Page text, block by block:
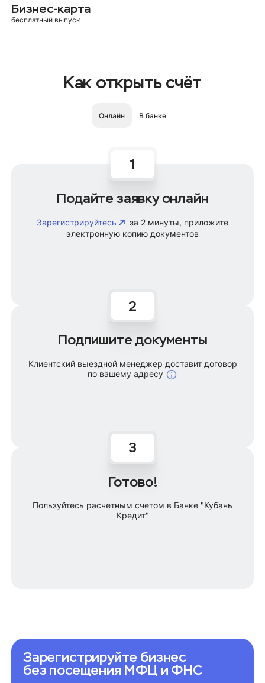
Бизнес-карта
бесплатный выпуск
Как открыть счёт
Онлайн В банке
Подайте заявку онлайн
Зарегистрируйтесь
за 2 минуты, приложите
электронную копию документов
Подпишите документы
Клиентский выездной менеджер доставит договор
по вашему адресу
Готово!
Пользуйтесь расчетным счетом в Банке "Кубань
Кредит"
Зарегистрируйте бизнес
без посещения МФЦ и ФНС